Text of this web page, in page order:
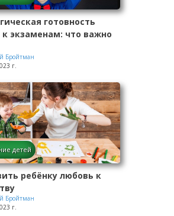
готовность
к экзаменам: что важно
Бройтман
г.
детей
ребёнку любовь к
Бройтман
г.